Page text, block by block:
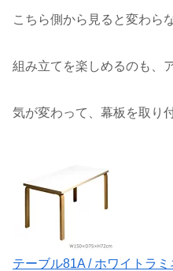
こちら側から見ると変わら
組み立てを楽しめるのも、
気が変わって、幕板を取り
テーブル81A / ホワイトラ